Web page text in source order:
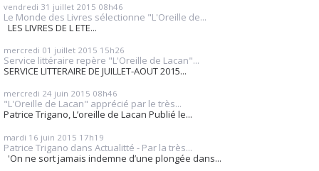
vendredi 31 juillet 2015 08h46
Le Monde des Livres sélectionne "L'Oreille de...
LES LIVRES DE L ETE...
mercredi 01 juillet 2015 15h26
Service littéraire repère "L'Oreille de Lacan"...
SERVICE LITTERAIRE DE JUILLET-AOUT 2015...
mercredi 24 juin 2015 08h46
"L'Oreille de Lacan" apprécié par le très...
Patrice Trigano, L’oreille de Lacan Publié le...
mardi 16 juin 2015 17h19
Patrice Trigano dans Actualitté - Par la très...
'On ne sort jamais indemne d’une plongée dans...